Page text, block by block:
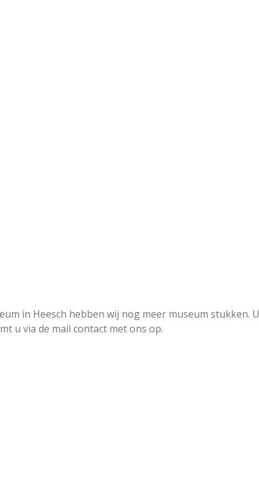
in Heesch hebben wij nog meer museum stukken. U
u via de mail contact met ons op.